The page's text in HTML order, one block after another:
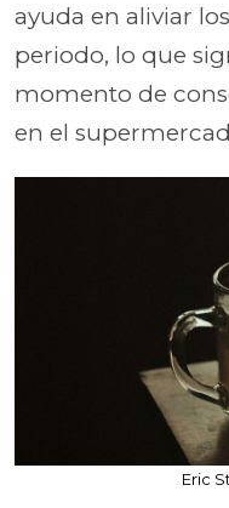
ayuda en aliviar
periodo, lo que
momento de
en el
Eric